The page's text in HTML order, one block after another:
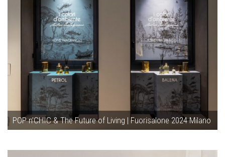
POP n’CHIC & The Future of Living | Fuorisalone 2024 Milano